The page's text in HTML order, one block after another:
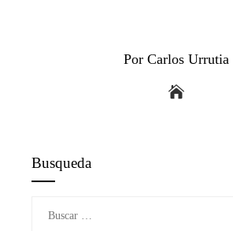
Por Carlos Urrutia
Busqueda